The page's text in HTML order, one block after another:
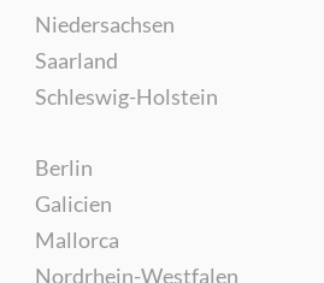
Niedersachsen
Saarland
Schleswig-Holstein
Berlin
Galicien
Mallorca
Nordrhein-Westfalen